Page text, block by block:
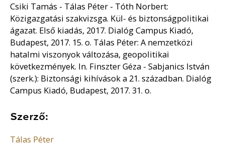
Csiki Tamás - Tálas Péter - Tóth Norbert:
Közigazgatási szakvizsga. Kül- és biztonságpolitikai
ágazat. Első kiadás, 2017. Dialóg Campus Kiadó,
Budapest, 2017. 15. o. Tálas Péter: A nemzetközi
hatalmi viszonyok változása, geopolitikai
következmények. In. Finszter Géza - Sabjanics István
(szerk.): Biztonsági kihívások a 21. században. Dialóg
Campus Kiadó, Budapest, 2017. 31. o.
Szerző:
Tálas Péter